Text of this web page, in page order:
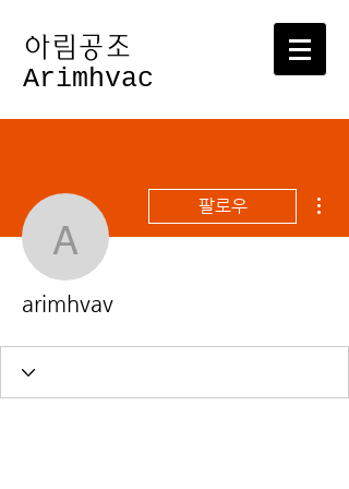
​아림공조
Arimhvac
arimhvav
팔로우
arimhvav